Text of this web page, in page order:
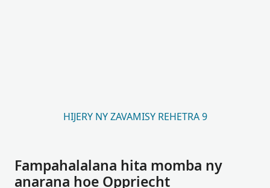
HIJERY NY ZAVAMISY REHETRA 9
Fampahalalana hita momba ny
anarana hoe Oppriecht